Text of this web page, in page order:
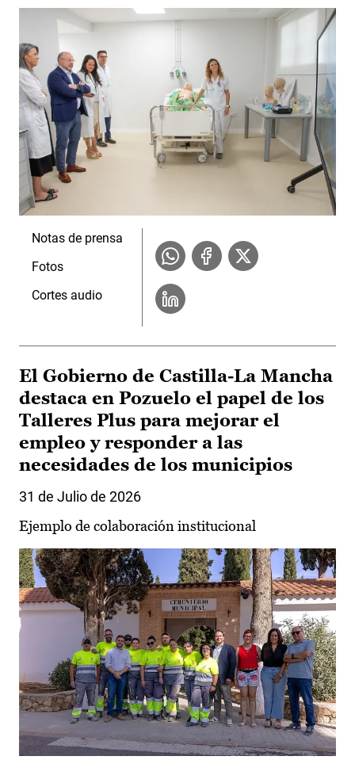
Notas de prensa
Fotos
Cortes audio
El Gobierno de Castilla-La Mancha
destaca en Pozuelo el papel de los
Talleres Plus para mejorar el
empleo y responder a las
necesidades de los municipios
31 de Julio de 2026
Ejemplo de colaboración institucional